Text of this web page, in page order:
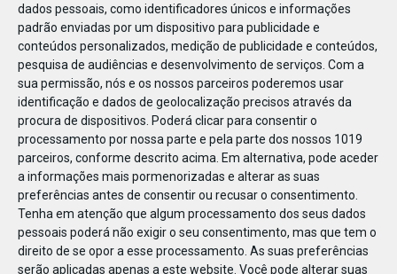
dados pessoais, como identificadores únicos e informações
padrão enviadas por um dispositivo para publicidade e
conteúdos personalizados, medição de publicidade e conteúdos,
pesquisa de audiências e desenvolvimento de serviços. Com a
sua permissão, nós e os nossos parceiros poderemos usar
identificação e dados de geolocalização precisos através da
procura de dispositivos. Poderá clicar para consentir o
processamento por nossa parte e pela parte dos nossos 1019
parceiros, conforme descrito acima. Em alternativa, pode aceder
a informações mais pormenorizadas e alterar as suas
preferências antes de consentir ou recusar o consentimento.
Tenha em atenção que algum processamento dos seus dados
pessoais poderá não exigir o seu consentimento, mas que tem o
direito de se opor a esse processamento. As suas preferências
serão aplicadas apenas a este website. Você pode alterar suas
787692121334192